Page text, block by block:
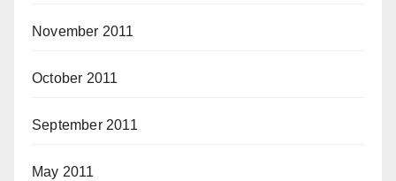
November 2011
October 2011
September 2011
May 2011